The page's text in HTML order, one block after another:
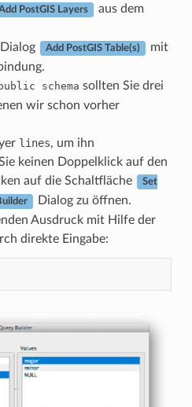
PostGIS Layers
aus dem
Add PostGIS Table(s)
mit
schema sollten Sie drei
wir schon vorher
lines, um ihn
keinen Doppelklick auf den
auf die Schaltfläche
Set
Dialog zu öffnen.
Ausdruck mit Hilfe der
direkte Eingabe: